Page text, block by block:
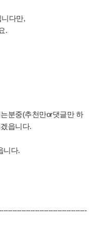
다만,
.
분중(추천만or댓글만 하
읍니다.
니다.